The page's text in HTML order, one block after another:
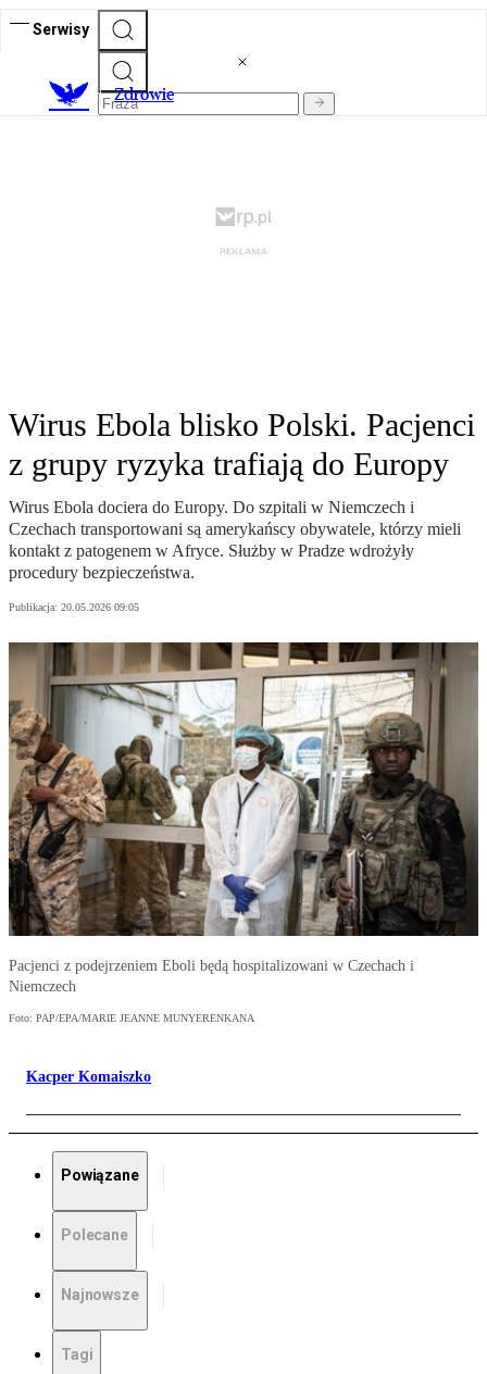
Serwisy
Zdrowie
Wirus Ebola blisko Polski. Pacjenci
z grupy ryzyka trafiają do Europy
Wirus Ebola dociera do Europy. Do szpitali w Niemczech i
Czechach transportowani są amerykańscy obywatele, którzy mieli
kontakt z patogenem w Afryce. Służby w Pradze wdrożyły
procedury bezpieczeństwa.
Publikacja: 20.05.2026 09:05
Pacjenci z podejrzeniem Eboli będą hospitalizowani w Czechach i
Niemczech
Foto: PAP/EPA/MARIE JEANNE MUNYERENKANA
Kacper Komaiszko
Powiązane
Polecane
Najnowsze
Tagi